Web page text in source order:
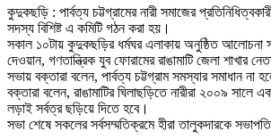
কুদুকছড়ি : পার্বত্য চট্টগ্রামের নারী সমাজের
সদস্য বিশিষ্ট এ কমিটি গঠন করা হয়।
সকাল ১০টায় কুদুকছড়ির ধর্মঘর এলাকায় অনুষ্ঠিত আলোচনা
দেওয়ান, গণতান্ত্রিক যুব ফোরামের রাঙামাটি জেলা শাখার
সভায় বক্তারা বলেন, পার্বত্য চট্টগ্রাম সমস্যার সমাধান না
বক্তারা বলেন, রাঙামাটির ঘিলাছড়িতে নারীরা ২০০৯
লড়াই সর্বত্র ছড়িয়ে দিতে হবে।
সভা শেষে সকলের সর্বসম্মতিক্রমে হীরা তালুকদারকে